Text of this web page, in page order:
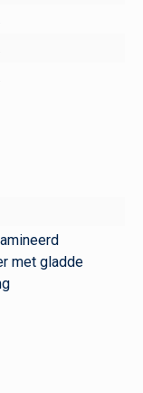
met gladde